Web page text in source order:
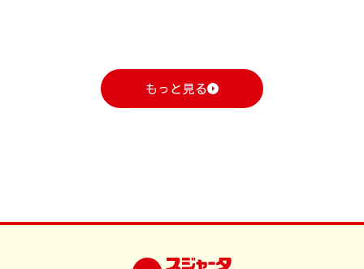
もっと見る